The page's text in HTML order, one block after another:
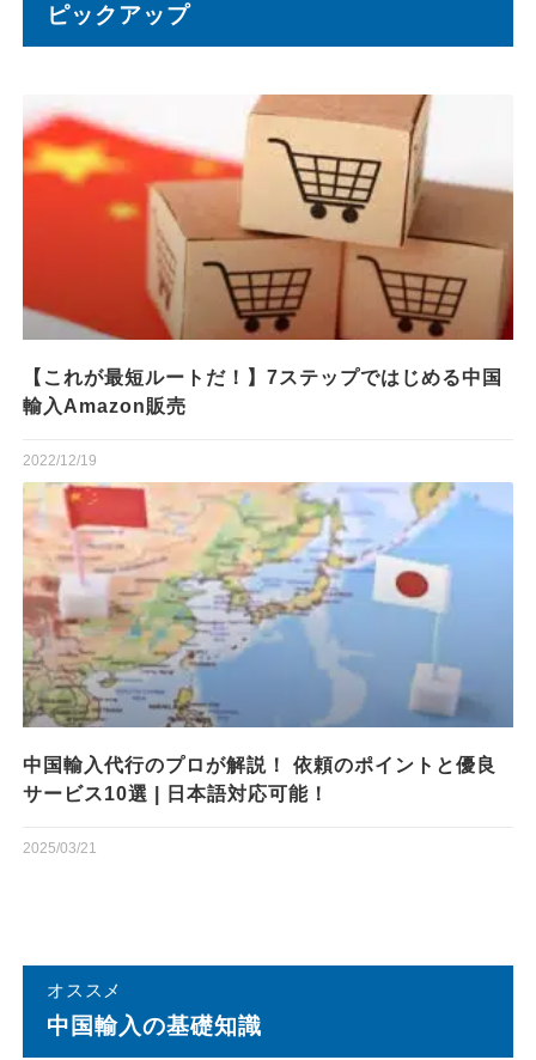
ピックアップ
【これが最短ルートだ！】7ステップではじめる中国
輸入Amazon販売
2022/12/19
中国輸入代行のプロが解説！ 依頼のポイントと優良
サービス10選 | 日本語対応可能！
2025/03/21
オススメ
中国輸⼊の基礎知識